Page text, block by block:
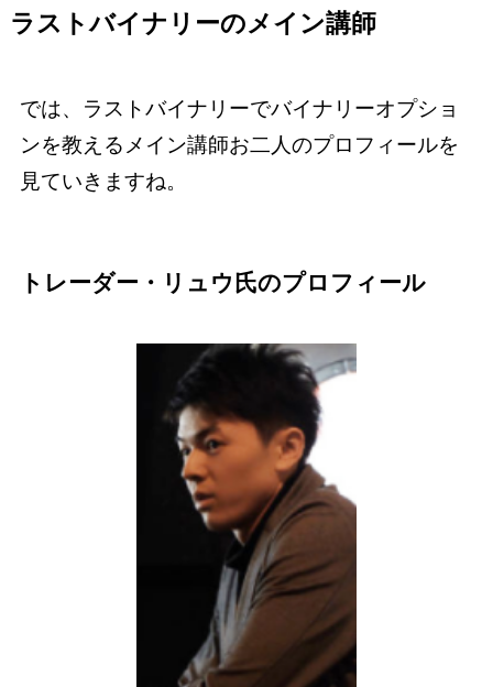
ラストバイナリーのメイン講師
では、ラストバイナリーでバイナリーオプショ
ンを教えるメイン講師お二人のプロフィールを
見ていきますね。
トレーダー・リュウ氏のプロフィール